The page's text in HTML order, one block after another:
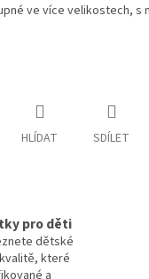
ve více velikostech, s
HLÍDAT SDÍLET
pro děti
dětské
které